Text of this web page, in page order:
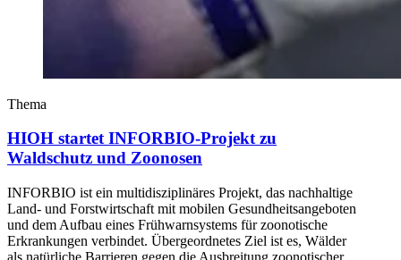
Thema
HIOH startet INFORBIO-Projekt zu
Waldschutz und Zoonosen
INFORBIO ist ein multidisziplinäres Projekt, das nachhaltige
Land- und Forstwirtschaft mit mobilen Gesundheitsangeboten
und dem Aufbau eines Frühwarnsystems für zoonotische
Erkrankungen verbindet. Übergeordnetes Ziel ist es, Wälder
als natürliche Barrieren gegen die Ausbreitung zoonotischer